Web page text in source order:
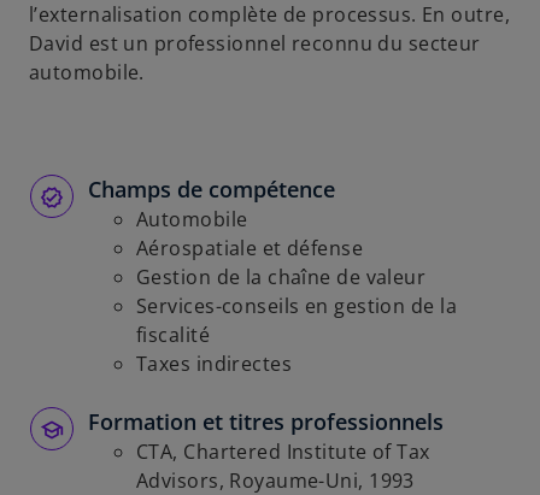
l’externalisation complète de processus. En outre,
David est un professionnel reconnu du secteur
automobile.
Champs de compétence
Automobile
Aérospatiale et défense
Gestion de la chaîne de valeur
Services-conseils en gestion de la
fiscalité
Taxes indirectes
Formation et titres professionnels
CTA, Chartered Institute of Tax
Advisors, Royaume-Uni, 1993